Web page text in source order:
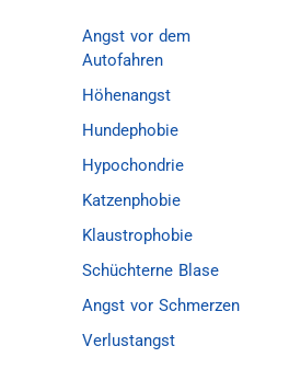
Angst vor dem
Autofahren
Höhenangst
Hundephobie
Hypochondrie
Katzenphobie
Klaustrophobie
Schüchterne Blase
Angst vor Schmerzen
Verlustangst